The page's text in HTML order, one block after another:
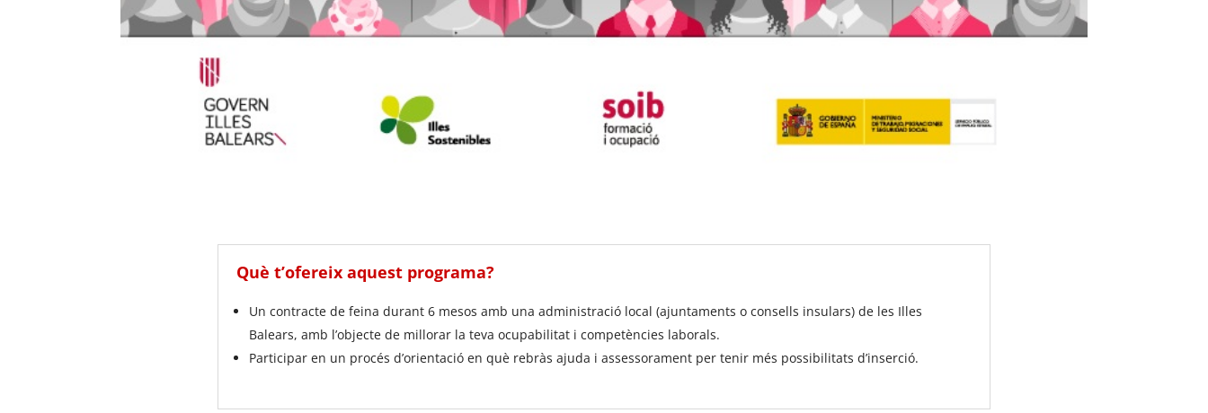
Què t’ofereix aquest programa?
Un contracte de feina durant 6 mesos amb una administració local (ajuntaments o consells insulars) de les Illes
Balears, amb l’objecte de millorar la teva ocupabilitat i competències laborals.
Participar en un procés d’orientació en què rebràs ajuda i assessorament per tenir més possibilitats d’inserció.